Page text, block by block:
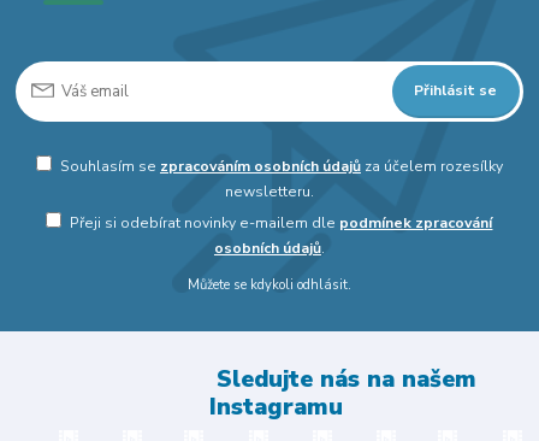
Přihlásit se
Souhlasím se zpracováním osobních údajůza účelem rozesílky
newsletteru.
Přeji si odebírat novinky e-mailem dle podmínek zpracování
osobních údajů.
Můžete se kdykoli odhlásit.
Sledujte nás na našem
Instagramu